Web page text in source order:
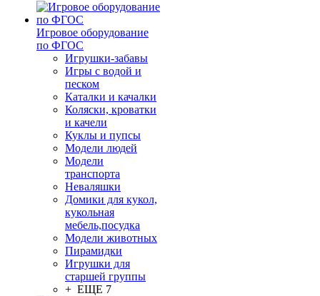
Игровое оборудование
по ФГОС
Игрушки-забавы
Игры с водой и
песком
Каталки и качалки
Коляски, кроватки
и качели
Куклы и пупсы
Модели людей
Модели
транспорта
Неваляшки
Домики для кукол,
кукольная
мебель,посудка
Модели животных
Пирамидки
Игрушки для
старшей группы
+ ЕЩЕ 7